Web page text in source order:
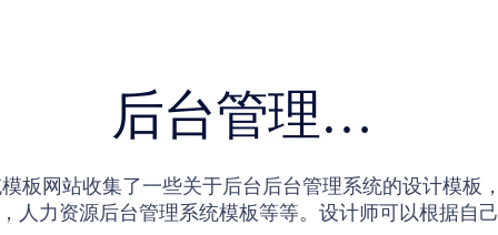
后台管理系统模板
板网站收集了一些关于后台后台管理系统的设计模板
人力资源后台管理系统模板等等。设计师可以根据自